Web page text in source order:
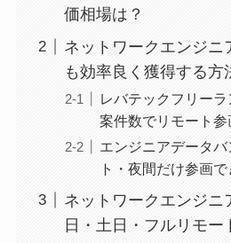
価相場は？
ネットワークエンジニ
も効率良く獲得する方
レバテックフリー
案件数でリモート参
エンジニアデータ
ト・夜間だけ参画
ネットワークエンジニ
日・土日・フルリモー